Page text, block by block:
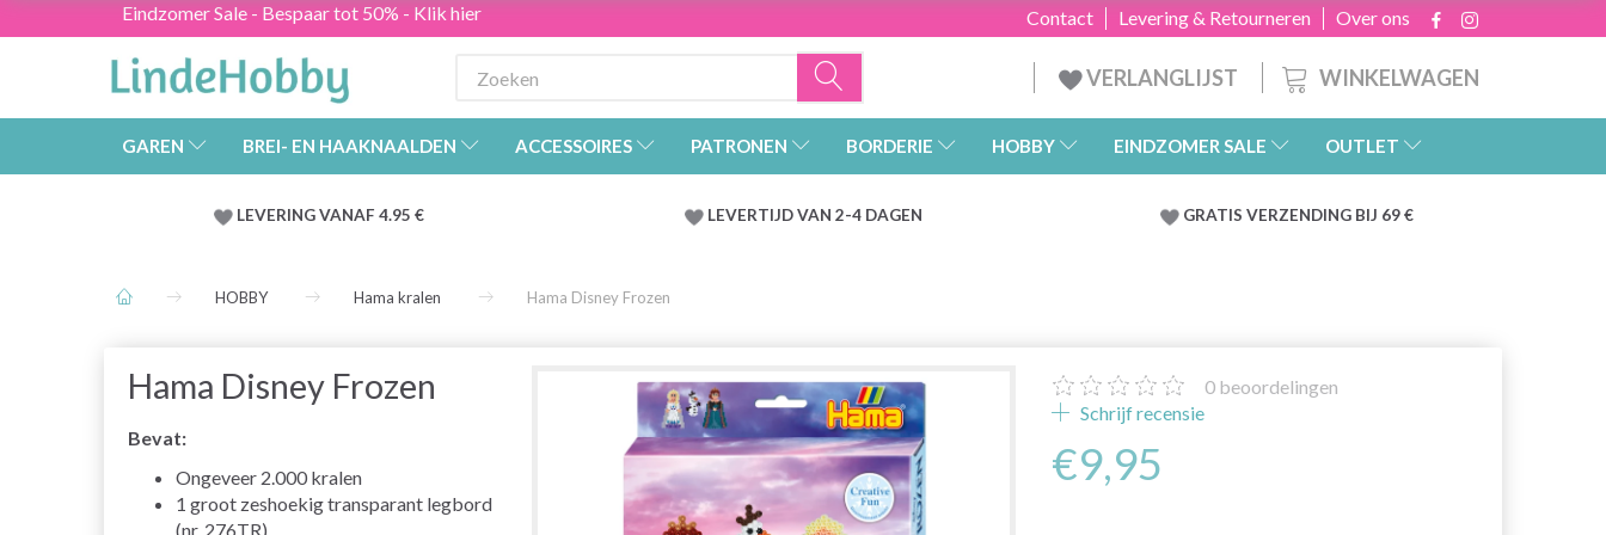
Eindzomer Sale - Bespaar tot 50% - Klik hier Over ons
Levering & Retourneren
Contact
WINKELWAGEN
VERLANGLIJST
GAREN BREI- EN HAAKNAALDEN ACCESSOIRES PATRONEN BORDERIE HOBBY EINDZOMER SALE OUTLET
LEVERING VANAF 4.95 € LEVERTIJD VAN 2-4 DAGEN GRATIS VERZENDING BIJ 69 €
HOBBY Hama kralen Hama Disney Frozen
Hama Disney Frozen
Bevat:
Ongeveer 2.000 kralen
1 groot zeshoekig transparant legbord
(nr. 276TR)
0 beoordelingen
Schrijf recensie
€9,95